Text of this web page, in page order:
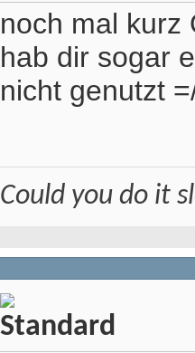
noch mal kurz
hab dir sogar
nicht genutzt
Could you do it